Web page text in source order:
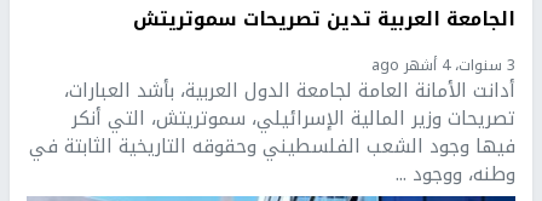
الجامعة العربية تدين تصريحات سموتريتش
3 سنوات، 4 أشهر ago
أدانت الأمانة العامة لجامعة الدول العربية، بأشد العبارات،
تصريحات وزير المالية الإسرائيلي، سموتريتش، التي أنكر
فيها وجود الشعب الفلسطيني وحقوقه التاريخية الثابتة في
وطنه، ووجود ...